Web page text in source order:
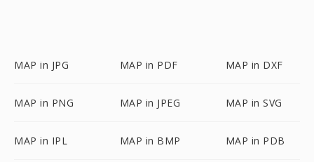
MAP in JPG MAP in PDF MAP in DXF
MAP in PNG MAP in JPEG MAP in SVG
MAP in IPL MAP in BMP MAP in PDB